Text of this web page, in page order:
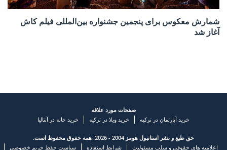
شمارش معکوس برای پنجمین جشنواره بین‌المللی فیلم کاش
آغاز شد
صفحات مورد علاقه
خرید آپارتمان در ترکیه
خرید ویلا در ترکیه خرید خانه در آنتالیا
حق طبع و نشر استانبول هومز 2004 - 2026. همه حقوق محفوظ است.
اعلامیه های حقوقی و سلب مسئولیت
شرایط استفاده سیاست حفظ حریم خصوصی